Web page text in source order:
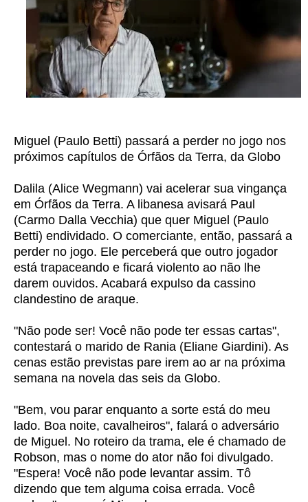
Miguel (Paulo Betti) passará a perder no jogo nos
próximos capítulos de Órfãos da Terra, da Globo
Dalila (Alice Wegmann) vai acelerar sua vingança
em Órfãos da Terra. A libanesa avisará Paul
(Carmo Dalla Vecchia) que quer Miguel (Paulo
Betti) endividado. O comerciante, então, passará a
perder no jogo. Ele perceberá que outro jogador
está trapaceando e ficará violento ao não lhe
darem ouvidos. Acabará expulso da cassino
clandestino de araque.
"Não pode ser! Você não pode ter essas cartas",
contestará o marido de Rania (Eliane Giardini). As
cenas estão previstas pare irem ao ar na próxima
semana na novela das seis da Globo.
"Bem, vou parar enquanto a sorte está do meu
lado. Boa noite, cavalheiros", falará o adversário
de Miguel. No roteiro da trama, ele é chamado de
Robson, mas o nome do ator não foi divulgado.
"Espera! Você não pode levantar assim. Tô
dizendo que tem alguma coisa errada. Você